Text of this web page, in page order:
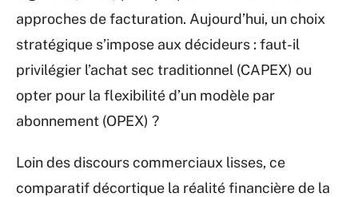
approches de facturation. Aujourd’hui, un choix
stratégique s’impose aux décideurs : faut-il
privilégier l’achat sec traditionnel (CAPEX) ou
opter pour la flexibilité d’un modèle par
abonnement (OPEX) ?
Loin des discours commerciaux lisses, ce
comparatif décortique la réalité financière de la